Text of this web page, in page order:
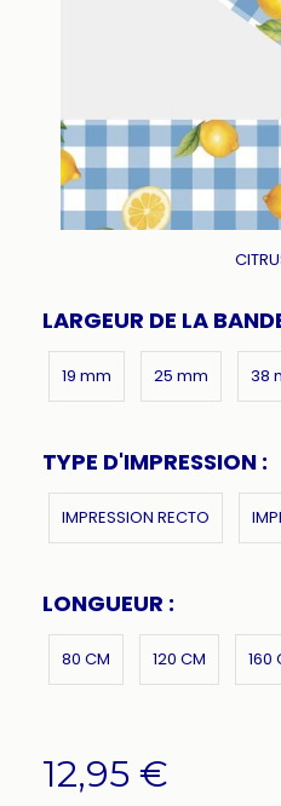
LARGEUR DE LA
19 mm 25 mm 38
TYPE D'IMPRESSION :
IMPRESSION RECTO
LONGUEUR :
80 CM 120 CM 160
12,95 €